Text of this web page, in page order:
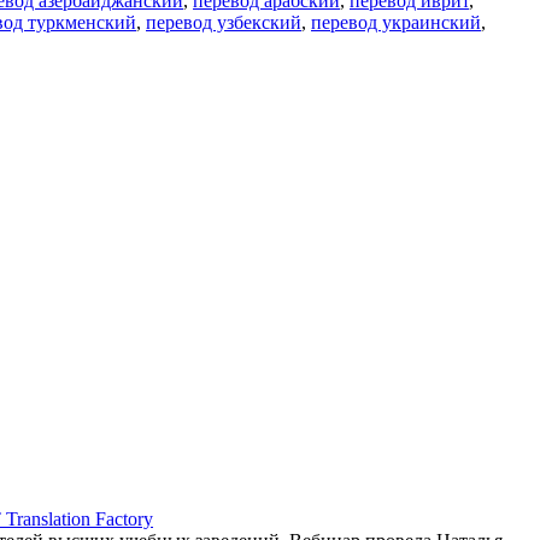
туркменский, перевод узбекский, перевод украинский,
Factory